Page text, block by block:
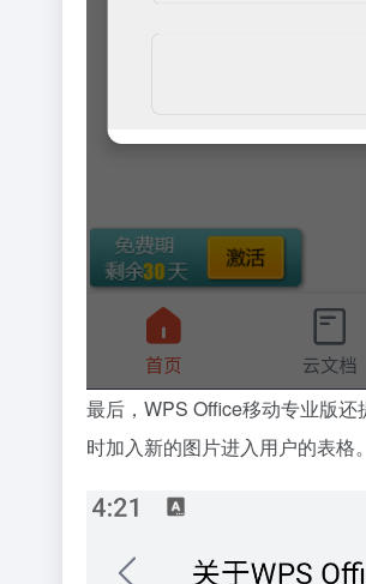
最后，WPS Office移动专业版
时加入新的图片进入用户的表格。